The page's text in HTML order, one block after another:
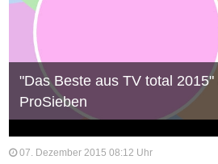
"Das Beste aus TV total
ProSieben
07. Dezember 2015 08:12 Uhr